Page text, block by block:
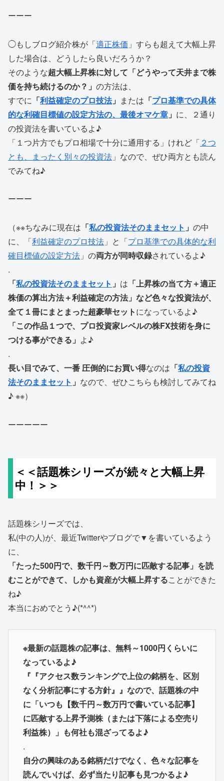
ーーー
◯もしブログ紹介株が「適正株価 」すらも超えて大幅上昇
した場合は、どうしたら良いだろうか？
そのような超大幅上昇株に対して「どうやって天井まで株
価を持ち続けるのか？」 の方法は、
すでに 「利益確定のプロ技法」 または 「プロ基準での具体
的な利確目標値の設定方法の、最後オマケ章 」 に、２通り
の投資法を書いているよ♪
「１つ片方でもプロ相場で十分に通用する」けれど「 ２つ
とも、まったく別々の投資法 」なので、ぜひ両方とも読ん
でみてね♪
ーーー
（※※ちなみに現在は 「私の投資法そのままセット 」 の中
に、「利益確定のプロ技法 」と「プロ基準での具体的な利
確目標値の設定方法 」の両方が同時収録されているよ♪
.
「私の投資法そのままセット 」 は 「上昇株の当て方＋適正
株価の算出方法＋利益確定の方法」など色々な投資法が、
全て１冊にまとまった超豪華セットになっているよ♪
「この作品１つで、プロ投資家レベルの株FX技術を身に
つける事ができる」 よ♪
.
長い目でみて、一番 圧倒的にお買い得なのは 「私の投資
法そのままセット 」 なので、ぜひこちらも検討してみてね
♪ ※※）
ーーーーー
＜＜話題株シリーズが続々と大幅上昇
中！＞＞
話題株シリーズでは、
私(中の人)が、最近Twitterやブログで▼を書いているよう
に、
「たった500円で、数千円～数万円に匹敵する記事」を読
むことができて、しかも資産が大幅上昇することができた
ね♪
本当におめでとう♪(*^^*)
※最新の話題株の記事は、無料～1000円くらいに
なっているよ♪
『『アクセス数ランキングで上位の銘柄を、区別
なく分析記事にする方針』』なので、話題株の中
に「いつも【数千円～数万円で書いている記事】
に匹敵する上昇予測株（または下落による空売り
利益株）」も何社も混ざってるよ♪
.
自分の興味のある銘柄だけでなく、色々な記事を
読んでいけば、必ず当たり記事も見つかるよ♪